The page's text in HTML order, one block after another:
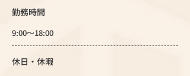
勤務時間
9:00～18:00
休日・休暇